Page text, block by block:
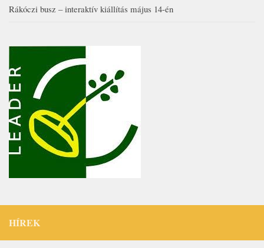
Rákóczi busz – interaktív kiállítás május 14-én
HÍREK